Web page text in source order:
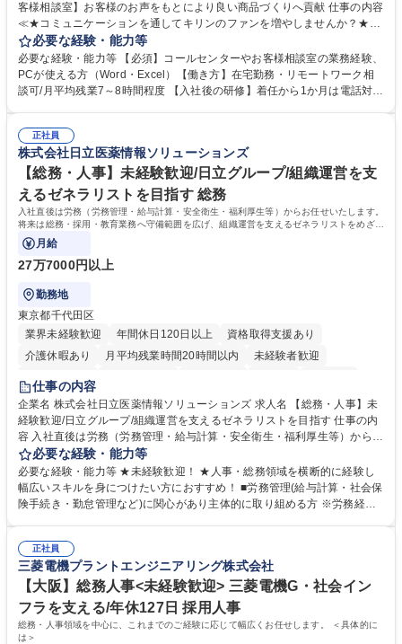
客様相談室】お客様のお声をもとにより良い商品づくりへ貢献 仕事の内容
≪★コミュニケーションを通してキリンのファンを増やしませんか？★≫
お客様のお声をより良い商品づくりに活かしていく上で、窓口となるお客
様相談室でのお仕事です。 日々お客様からいただくキリングループへのご
意見を、企業活動に活かしています。お客様からの声に迅速かつ誠意をも
って対応、情報提供するとともにグループ内活動に反映しています。 【具
平均100件前後■メール・手紙：同上40件前後 募集職種 中野本社【お客様
相談室】お客様のお声をもとにより良い商品づくりへ貢献
必要な経験・能力等
必要な経験・能力等 【必須】コールセンターやお客様相談室の業務経験、
PCが使える方（Word・Excel）【働き方】在宅勤務・リモートワーク相
談可/月平均残業7～8時間程度 【入社後の研修】着任から1か月は電話対応
すのでご安心ください。 【当社について】キリングループの広報機能を担
う会社として、お客様との出会いを大切にし、磨き上げたホスピタリティ
を込めてコミュニケーションをとりながら広報関連業務を行っておりま
す。 学歴・資格 学歴：大学院 大学 高専 短大 専修学校 高校 語学力： 資
格：
正社員
株式会社日立医薬情報ソリューションズ
【総務・人事】未経験歓迎/日立グループ/組織運営を支
えるゼネラリストを目指す 総務
入社直後は労務（労務管理・給与計算・安全衛生・福利厚生等）からお任せいたします。
将来は総務・採用・教育業務へ守備範囲を広げ、組織運営を支えるゼネラリストをめざせ
ます。
月給
27万7000円以上
勤務地
東京都千代田区
業界未経験歓迎
年間休日120日以上
資格取得支援あり
介護休暇あり
月平均残業時間20時間以内
未経験者歓迎
住宅手当あり
育休あり
完全週休2日制 交通費支給 土日祝休み 寮・社宅あり
仕事の内容
企業名 株式会社日立医薬情報ソリューションズ 求人名 【総務・人事】未
経験歓迎/日立グループ/組織運営を支えるゼネラリストを目指す 仕事の内
容 入社直後は労務（労務管理・給与計算・安全衛生・福利厚生等）からお
任せいたします。将来は総務・採用・教育業務へ守備範囲を広げ、組織運
営を支えるゼネラリストをめざせます。 ・初期業務：労働時間管理、給与
計算、社会保険対応、福利厚生管理、安全衛生、健康経営推進等をお任せ
します。ご経験に応じて、休職者管理など、幅広く経験を積んでいただき
幅広く経験を積みたい意欲がある方に最適な環境です。 募集職種 【総
務・人事】未経験歓迎/日立グループ/組織運営を支えるゼネラリストを目
指す
必要な経験・能力等
必要な経験・能力等 ★未経験歓迎！ ★人事・総務領域を横断的に経験し
幅広いスキルを身につけたい方におすすめ！ ■労務管理(給与計算・社会保
険手続き・勤怠管理など)に関心があり主体的に取り組める方 ※労務経験
のご経験 ■労務管理（給与計算・社会保険手続き・勤怠管理など）の経験
■衛生管理者の資格をお持ちの方 学歴・資格 学歴：大学院 大学 高専 短大
専修学校 高校 語学力： 資格：
正社員
三菱電機プラントエンジニアリング株式会社
【大阪】総務人事<未経験歓迎> 三菱電機G・社会イン
フラを支える/年休127日 採用人事
総務・人事領域を中心に、これまでのご経験に応じて幅広くお任せします。 ＜具体的に
は＞